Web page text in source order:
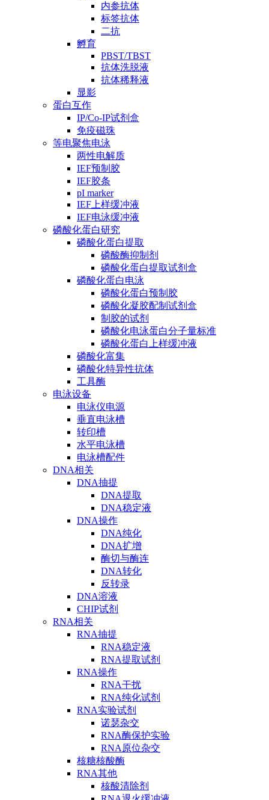
内参抗体
标签抗体
二抗
孵育
PBST/TBST
抗体洗脱液
抗体稀释液
显影
蛋白互作
IP/Co-IP试剂盒
免疫磁珠
等电聚焦电泳
两性电解质
IEF预制胶
IEF胶条
pI marker
IEF上样缓冲液
IEF电泳缓冲液
磷酸化蛋白研究
磷酸化蛋白提取
磷酸酶抑制剂
磷酸化蛋白提取试剂盒
磷酸化蛋白电泳
磷酸化蛋白预制胶
磷酸化凝胶配制试剂盒
制胶的试剂
磷酸化电泳蛋白分子量标准
磷酸化蛋白上样缓冲液
磷酸化富集
磷酸化特异性抗体
工具酶
电泳设备
电泳仪电源
垂直电泳槽
转印槽
水平电泳槽
电泳槽配件
DNA相关
DNA抽提
DNA提取
DNA稳定液
DNA操作
DNA纯化
DNA扩增
酶切与酶连
DNA转化
反转录
DNA溶液
CHIP试剂
RNA相关
RNA抽提
RNA稳定液
RNA提取试剂
RNA操作
RNA干扰
RNA纯化试剂
RNA实验试剂
诺瑟杂交
RNA酶保护实验
RNA原位杂交
核糖核酸酶
RNA其他
核酸清除剂